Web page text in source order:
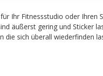
Ihr Fitnessstudio oder Ihren
äußerst gering und Sticker
die sich überall wiederfinden